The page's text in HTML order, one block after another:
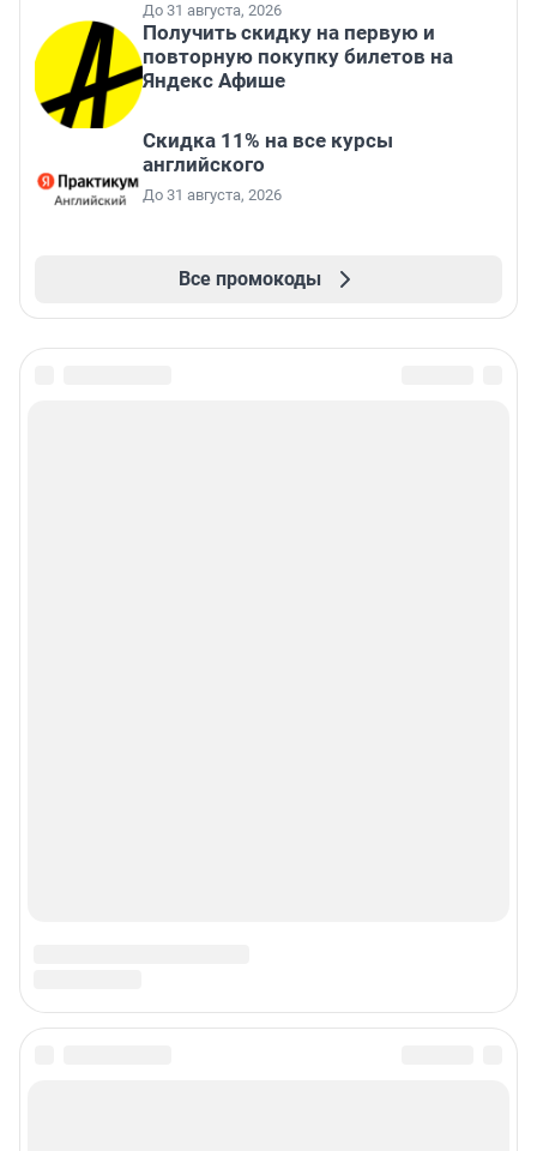
До 31 августа, 2026
Получить скидку на первую и
повторную покупку билетов на
Яндекс Афише
Скидка 11% на все курсы
английского
До 31 августа, 2026
Все промокоды